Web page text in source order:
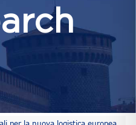
per la nuova logistica europea